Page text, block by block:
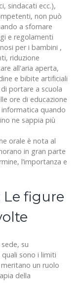
sindacati ecc.),
non può
a sfornare
e regolamenti
per i bambini ,
riduzione
all'aria aperta,
e bibite artificiali
portare a scuola
ore di educazione
quando
ne sappia più
orale è nota al
in gran parte
l’importanza e
Le figure
su
quali sono i limiti
un ruolo
della